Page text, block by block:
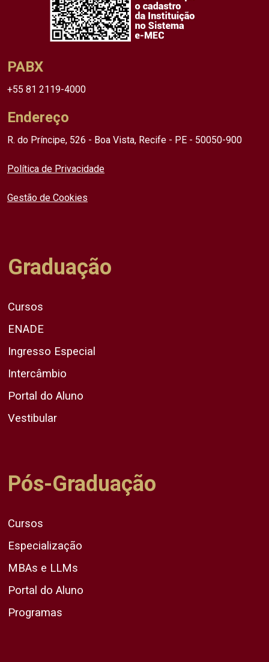
PABX
+55 81 2119-4000
Endereço
R. do Príncipe, 526 - Boa Vista, Recife - PE - 50050-900
Política de Privacidade
Gestão de Cookies
Graduação
Cursos
ENADE
Ingresso Especial
Intercâmbio
Portal do Aluno
Vestibular
Pós-Graduação
Cursos
Especialização
MBAs e LLMs
Portal do Aluno
Programas